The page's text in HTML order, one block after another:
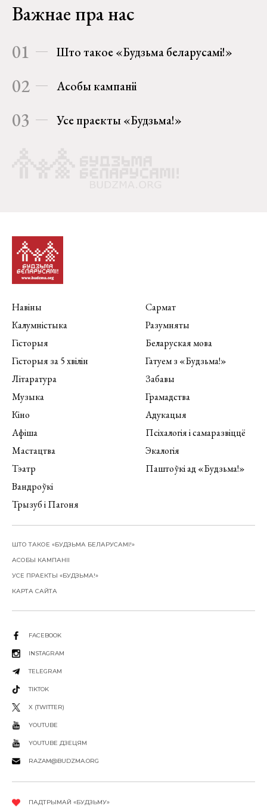
Важнае пра нас
01 Што такое «Будзьма беларусамі!»
02 Асобы кампаніі
03 Усе праекты «Будзьма!»
Навіны
Калумністыка
Гісторыя
Гісторыя за 5 хвілін
Літаратура
Музыка
Кіно
Афіша
Мастацтва
Тэатр
Вандроўкі
Трызуб і Пагоня
Сармат
Разумняты
Беларуская мова
Гатуем з «Будзьма!»
Забавы
Грамадства
Адукацыя
Псіхалогія і самаразвіццё
Экалогія
Паштоўкі ад «Будзьма!»
ШТО ТАКОЕ «БУДЗЬМА БЕЛАРУСАМІ!»
АСОБЫ КАМПАНІІ
УСЕ ПРАЕКТЫ «БУДЗЬМА!»
КАРТА САЙТА
FACEBOOK
INSTAGRAM
TELEGRAM
TIKTOK
X (TWITTER)
YOUTUBE
YOUTUBE ДЗЕЦЯМ
RAZAM@BUDZMA.ORG
ПАДТРЫМАЙ «БУДЗЬМУ»